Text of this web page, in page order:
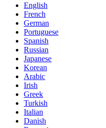
English
French
German
Portuguese
Spanish
Russian
Japanese
Korean
Arabic
Irish
Greek
Turkish
Italian
Danish